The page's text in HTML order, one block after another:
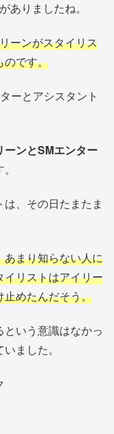
ありましたね。
ーンがスタイリス
のです。
ーとアシスタント
ーンとSMエンター
、その日たまたま
まり知らない人に
リストはアイリー
止めたんだそう。
いう意識はなかっ
ました。